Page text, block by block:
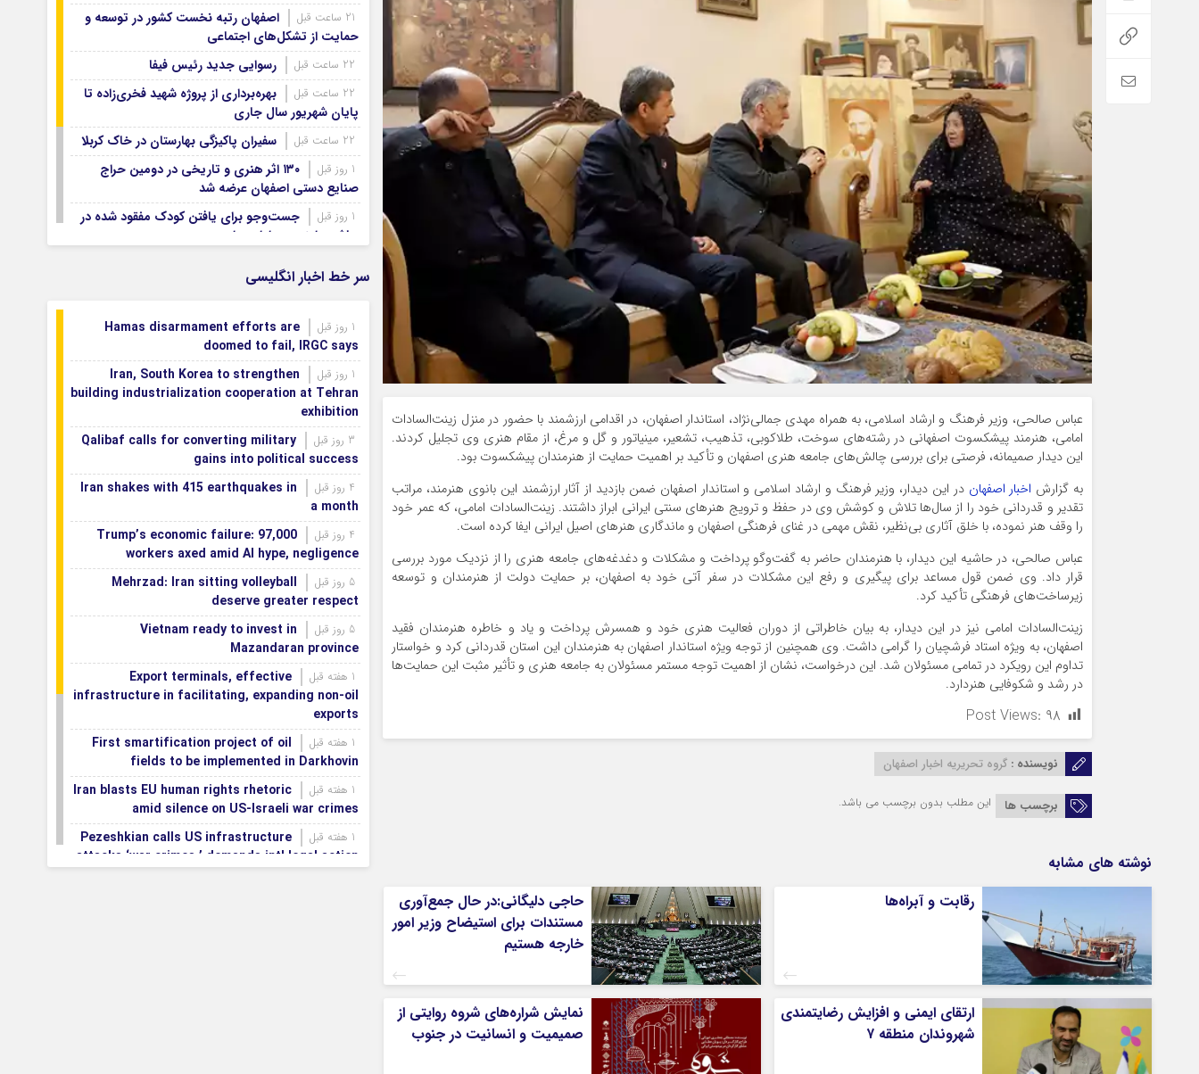
عباس صالحی، وزیر فرهنگ و ارشاد اسلامی، به همراه مهدی جمالی‌نژاد، استاندار اصفهان، در اقدامی ارزشمند با حضور در منزل زینت‌السادات
امامی، هنرمند پیشکسوت اصفهانی در رشته‌های سوخت، طلاکوبی، تذهیب، تشعیر، مینیاتور و گل و مرغ، از مقام هنری وی تجلیل کردند.
این دیدار صمیمانه، فرصتی برای بررسی چالش‌های جامعه هنری اصفهان و تأکید بر اهمیت حمایت از هنرمندان پیشکسوت بود.
به گزارش اخبار اصفهان در این دیدار، وزیر فرهنگ و ارشاد اسلامی و استاندار اصفهان ضمن بازدید از آثار ارزشمند این بانوی هنرمند، مراتب
تقدیر و قدردانی خود را از سال‌ها تلاش و کوشش وی در حفظ و ترویج هنرهای سنتی ایرانی ابراز داشتند. زینت‌السادات امامی، که عمر خود
را وقف هنر نموده، با خلق آثاری بی‌نظیر، نقش مهمی در غنای فرهنگی اصفهان و ماندگاری هنرهای اصیل ایرانی ایفا کرده است.
عباس صالحی، در حاشیه این دیدار، با هنرمندان حاضر به گفت‌وگو پرداخت و مشکلات و دغدغه‌های جامعه هنری را از نزدیک مورد بررسی
قرار داد. وی ضمن قول مساعد برای پیگیری و رفع این مشکلات در سفر آتی خود به اصفهان، بر حمایت دولت از هنرمندان و توسعه
زیرساخت‌های فرهنگی تأکید کرد.
زینت‌السادات امامی نیز در این دیدار، به بیان خاطراتی از دوران فعالیت هنری خود و همسرش پرداخت و یاد و خاطره هنرمندان فقید
اصفهان، به ویژه استاد فرشچیان را گرامی داشت. وی همچنین از توجه ویژه استاندار اصفهان به هنرمندان این استان قدردانی کرد و خواستار
تداوم این رویکرد در تمامی مسئولان شد. این درخواست، نشان از اهمیت توجه مستمر مسئولان به جامعه هنری و تأثیر مثبت این حمایت‌ها
در رشد و شکوفایی هنردارد.
Post Views: ۹۸
نویسنده : گروه تحریریه اخبار اصفهان
برچسب ها این مطلب بدون برچسب می باشد.
نوشته های مشابه
رقابت و آبراه‌ها
حاجی دلیگانی:در حال جمع‌آوری
مستندات برای استیضاح وزیر امور
خارجه هستیم
ارتقای ایمنی و افزایش رضایتمندی
شهروندان منطقه ۷
نمایش شراره‌های شروه روایتی از
صمیمیت و انسانیت در جنوب
اصفهان رتبه نخست کشور در توسعه و
حمایت از تشکل‌های اجتماعی
رسوایی جدید رئیس فیفا
بهره‌برداری از پروژه شهید فخری‌زاده تا
پایان شهریور سال جاری
سفیران پاکیزگی بهارستان در خاک کربلا
۱۳۰ اثر هنری و تاریخی در دومین حراج
صنایع دستی اصفهان عرضه شد
جست‌وجو برای یافتن کودک مفقود شده در
حاشیه زاینده‌رود ادامه دارد
۷۴ هزار زائر اصفهانی اربعین با اتوبوس
بازگشتند
شد
سر خط اخبار انگلیسی
Hamas disarmament efforts are
doomed to fail, IRGC says
Iran, South Korea to strengthen
building industrialization cooperation at Tehran
exhibition
Qalibaf calls for converting military
gains into political success
Iran shakes with 415 earthquakes in
a month
Trump’s economic failure: 97,000
workers axed amid AI hype, negligence
Mehrzad: Iran sitting volleyball
deserve greater respect
Vietnam ready to invest in
Mazandaran province
Export terminals, effective
infrastructure in facilitating, expanding non-oil
exports
First smartification project of oil
fields to be implemented in Darkhovin
Iran blasts EU human rights rhetoric
amid silence on US-Israeli war crimes
Pezeshkian calls US infrastructure
attacks ‘war crimes,’ demands intl legal action